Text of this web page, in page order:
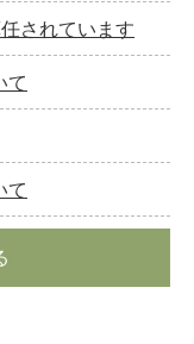
されています
て
て